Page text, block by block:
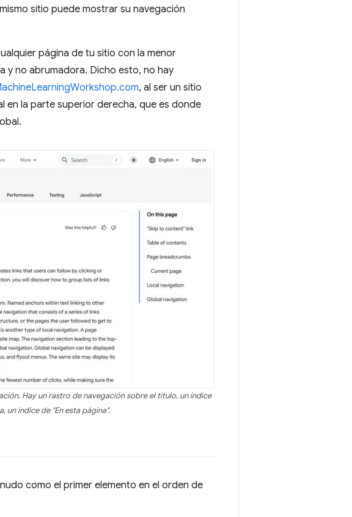
sitio puede mostrar su navegación
página de tu sitio con la menor
y no abrumadora. Dicho esto, no hay
, al ser un sitio
en la parte superior derecha, que es donde
Hay un rastro de navegación sobre el título, un índice
un índice de "En esta página".
como el primer elemento en el orden de